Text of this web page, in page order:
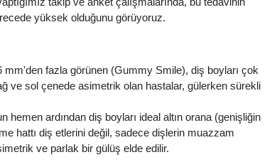
yüksek olduğunu görüyoruz.
fazla görünen (Gummy Smile), diş boyları çok
ve sol çenede asimetrik olan hastalar, gülerken sürekli
hemen ardından diş boyları ideal altın orana (genişliğin
hattı diş etlerini değil, sadece dişlerin muazzam
ve parlak bir gülüş elde edilir.